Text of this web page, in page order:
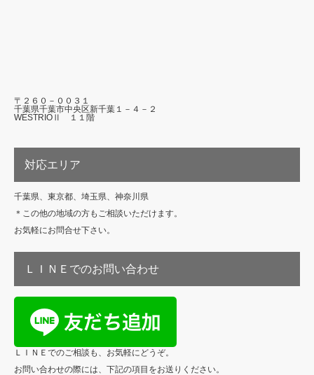
〒２６０－００３１
千葉県千葉市中央区新千葉１－４－２
WESTRIOⅡ １１階
対応エリア
千葉県、東京都、埼玉県、神奈川県
＊この他の地域の方もご相談いただけます。
お気軽にお問合せ下さい。
ＬＩＮＥでのお問い合わせ
ＬＩＮＥでのご相談も、お気軽にどうぞ。
お問い合わせの際には、下記の項目をお送りください。